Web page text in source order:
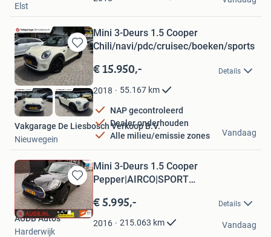
Elst
Bewaren
in
Mijn
Favorieten
Mini 3-Deurs 1.5 Cooper
Chili/navi/pdc/cruisec/boeken/sports
€ 15.950,- Details
2018 55.167 km
NAP gecontroleerd
Dealer onderhouden
Alle milieu/emissie zones
Vakgarage De Liesbosch Verkoop B.V.
Nieuwegein
Vandaag
Bewaren
in
Mijn
Favorieten
Mini 3-Deurs 1.5 Cooper
Pepper|AIRCO|SPORT
€ 5.995,- Details
2016 215.063 km
AUDB Auto's
Harderwijk
Vandaag